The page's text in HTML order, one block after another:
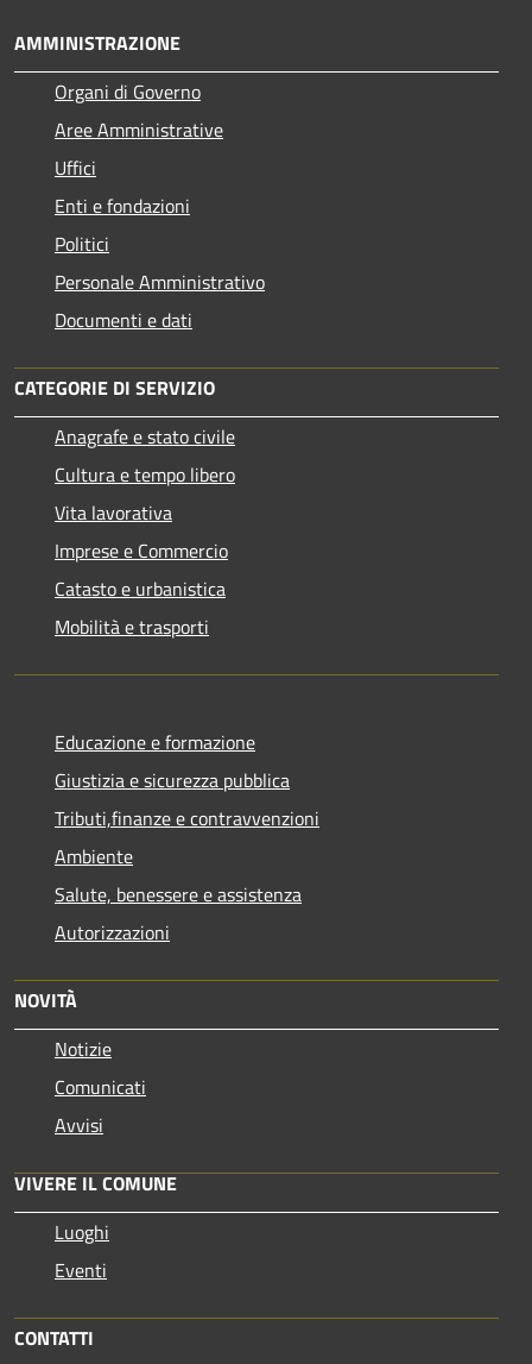
AMMINISTRAZIONE
Organi di Governo
Aree Amministrative
Uffici
Enti e fondazioni
Politici
Personale Amministrativo
Documenti e dati
CATEGORIE DI SERVIZIO
Anagrafe e stato civile
Cultura e tempo libero
Vita lavorativa
Imprese e Commercio
Catasto e urbanistica
Mobilità e trasporti
Educazione e formazione
Giustizia e sicurezza pubblica
Tributi,finanze e contravvenzioni
Ambiente
Salute, benessere e assistenza
Autorizzazioni
NOVITÀ
Notizie
Comunicati
Avvisi
VIVERE IL COMUNE
Luoghi
Eventi
CONTATTI